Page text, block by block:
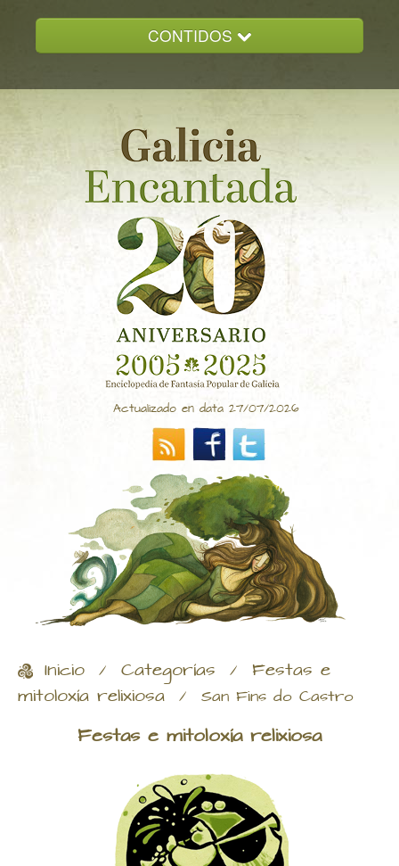
CONTIDOS
GALICIA ENCANTADA
DOCUMENTACION
NOVAS
CONTACTO
Actualizado en data 27/07/2026
Inicio / Categorías / Festas e
mitoloxía relixiosa / San Fins do Castro
Festas e mitoloxía relixiosa